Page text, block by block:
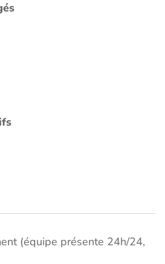
(équipe présente 24h/24,